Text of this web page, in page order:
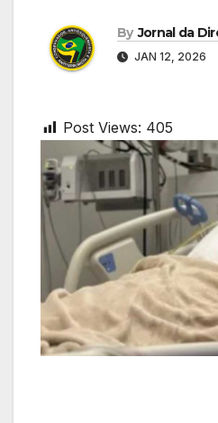
By Jornal da
JAN 12, 2026
Post Views: 405